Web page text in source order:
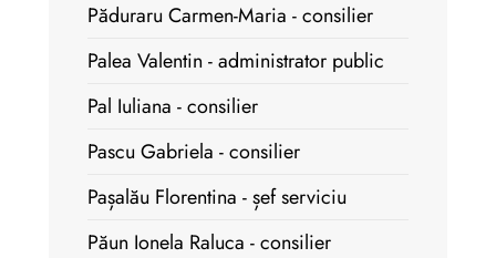
Păduraru Carmen-Maria - consilier
Palea Valentin - administrator public
Pal Iuliana - consilier
Pascu Gabriela - consilier
Pașalău Florentina - șef serviciu
Păun Ionela Raluca - consilier